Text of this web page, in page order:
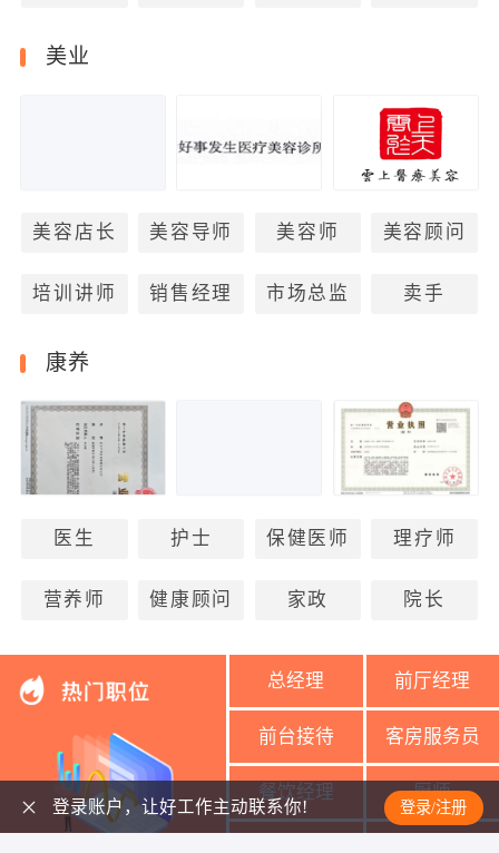
美业
美容店长 美容导师 美容师 美容顾问
培训讲师 销售经理 市场总监 卖手
康养
医生 护士 保健医师 理疗师
营养师 健康顾问 家政 院长
总经理 前厅经理
前台接待 客房服务员
餐饮经理 厨师
登录账户，让好工作主动联系你! 登录/注册